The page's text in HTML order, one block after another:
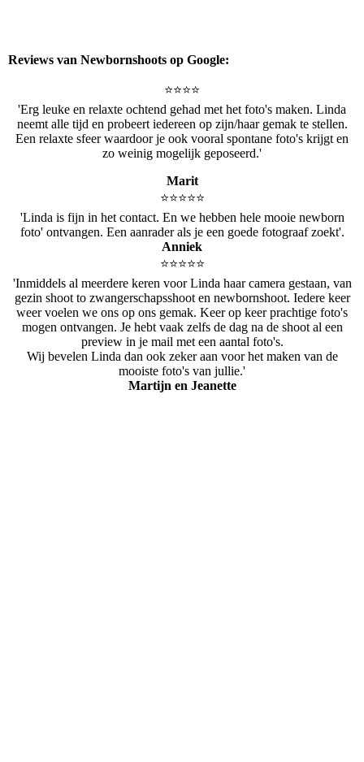
Reviews van Newbornshoots op Google:
⭐️⭐️⭐️⭐️
'Erg leuke en relaxte ochtend gehad met het foto's maken. Linda
neemt alle tijd en probeert iedereen op zijn/haar gemak te stellen.
Een relaxte sfeer waardoor je ook vooral spontane foto's krijgt en
zo weinig mogelijk geposeerd.'
Marit
⭐️⭐️⭐️⭐️⭐️
'Linda is fijn in het contact. En we hebben hele mooie newborn
foto' ontvangen. Een aanrader als je een goede fotograaf zoekt'.
Anniek
⭐️⭐️⭐️⭐️⭐️
'Inmiddels al meerdere keren voor Linda haar camera gestaan, van
gezin shoot to zwangerschapsshoot en newbornshoot. Iedere keer
weer voelen we ons op ons gemak. Keer op keer prachtige foto's
mogen ontvangen. Je hebt vaak zelfs de dag na de shoot al een
preview in je mail met een aantal foto's.
Wij bevelen Linda dan ook zeker aan voor het maken van de
mooiste foto's van jullie.'
Martijn en Jeanette